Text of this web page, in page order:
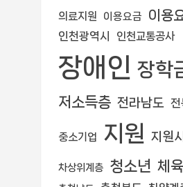
의료지원 이용요금 이용
인천광역시 인천교통공사
장애인 장학
저소득층 전라남도 전
중소기업 지원 지원
차상위계층 청소년 체